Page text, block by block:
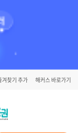
겨찾기 추가 해커스 바로가기